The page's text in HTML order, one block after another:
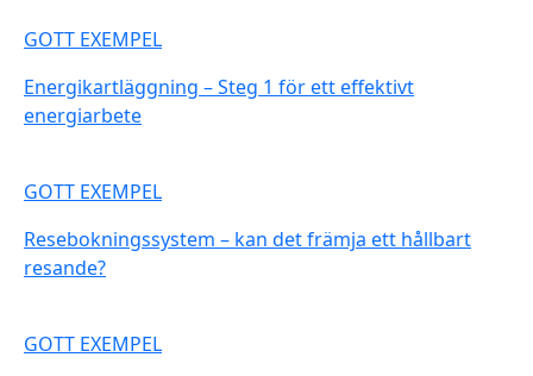
GOTT EXEMPEL
Energikartläggning – Steg 1 för ett effektivt
energiarbete
GOTT EXEMPEL
Resebokningssystem – kan det främja ett hållbart
resande?
GOTT EXEMPEL